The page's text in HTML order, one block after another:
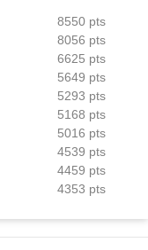
8550 pts
8056 pts
6625 pts
5649 pts
5293 pts
5168 pts
5016 pts
4539 pts
4459 pts
4353 pts